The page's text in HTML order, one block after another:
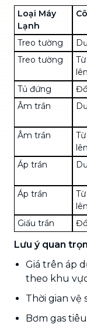
Loại Máy
Lạnh
Treo tường
Treo tường
lên
Tủ đứng
Âm trần
Âm trần
lên
Áp trần
Áp trần
lên
Giấu trần
Lưu ý quan
Giá trên áp
theo khu
Thời gian vệ
Bơm gas